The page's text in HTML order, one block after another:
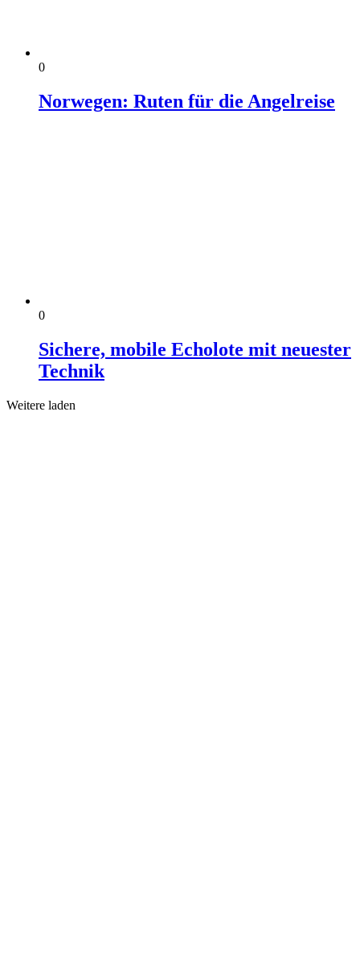
0
Norwegen: Ruten für die Angelreise
0
Sichere, mobile Echolote mit neuester
Technik
Weitere laden